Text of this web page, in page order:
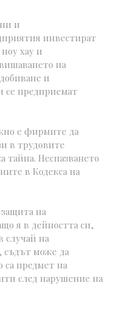
и
инвестират
хау и
на
и
се предприемат
е фирмите да
в трудовите
тайна. Неспазването
в Кодекса на
на
я в дейността си,
случай на
съдът може да
са предмет на
след нарушение на